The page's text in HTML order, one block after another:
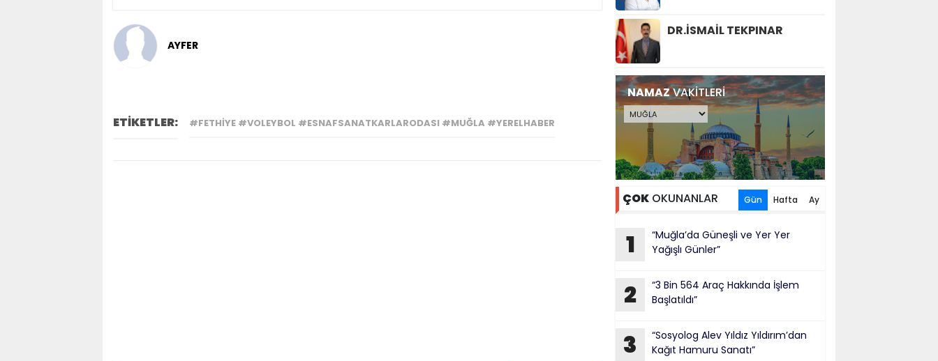
AYFER
ETİKETLER: #FETHIYE #VOLEYBOL #ESNAFSANATKARLARODASI #MUĞLA #YERELHABER
DR.İSMAİL TEKPINAR
NAMAZVAKİTLERİ
ÇOK OKUNANLAR Gün Hafta Ay
1
“Muğla’da Güneşli ve Yer Yer
Yağışlı Günler”
2
“3 Bin 564 Araç Hakkında İşlem
Başlatıldı”
3
“Sosyolog Alev Yıldız Yıldırım’dan
Kağıt Hamuru Sanatı”